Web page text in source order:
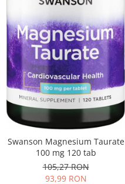
Swanson Magnesium Taurate
100 mg 120 tab
105,27 RON
93,99 RON